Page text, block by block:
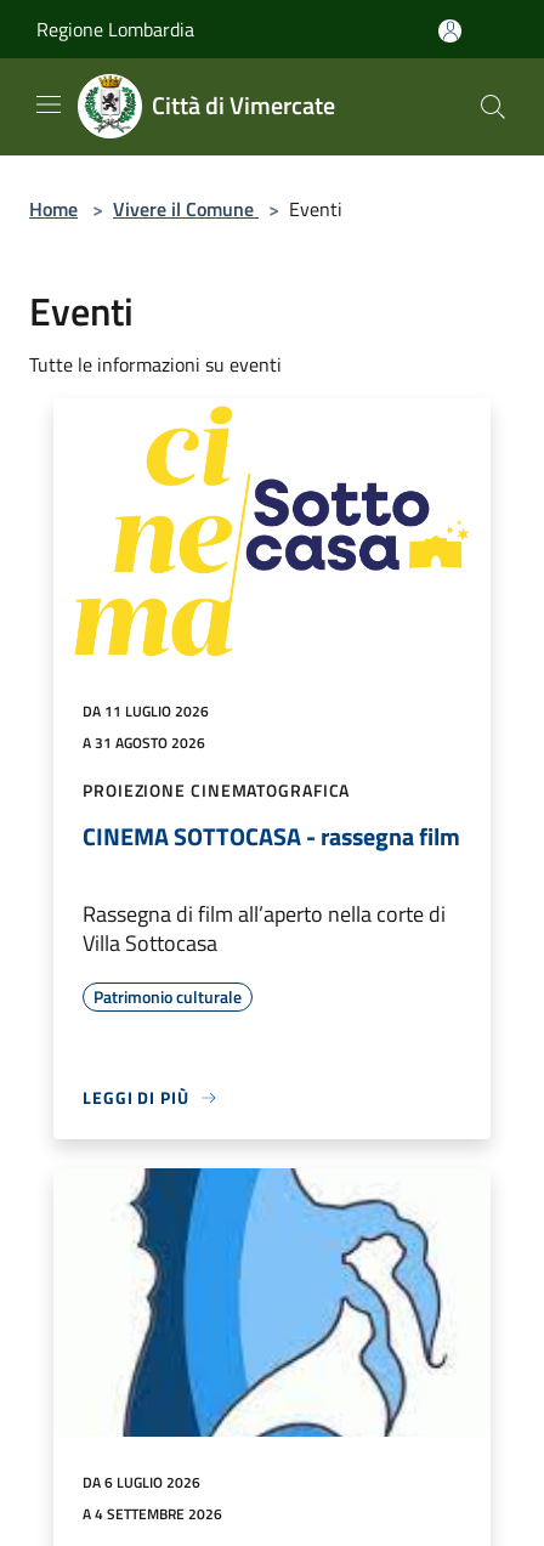
Regione Lombardia
Città di Vimercate
Home > Vivere il Comune > Eventi
Eventi
Tutte le informazioni su eventi
DA 11 LUGLIO 2026
A 31 AGOSTO 2026
PROIEZIONE CINEMATOGRAFICA
CINEMA SOTTOCASA - rassegna film
Rassegna di film all’aperto nella corte di
Villa Sottocasa
Patrimonio culturale
LEGGI DI PIÙ
DA 6 LUGLIO 2026
A 4 SETTEMBRE 2026